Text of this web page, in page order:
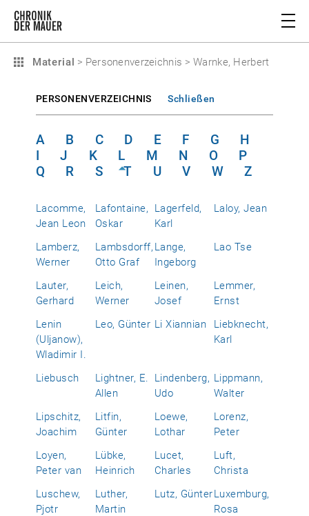
Material > Personenverzeichnis > Warnke, Herbert
PERSONENVERZEICHNIS Schließen
A B C D E F G
H
I
J K L M N O
P
Q
R S T U V W Z
Lacomme,
Jean Leon
Lafontaine,
Oskar
Lagerfeld,
Karl
Laloy, Jean
Lamberz,
Werner
Lambsdorff,
Otto Graf
Lange,
Ingeborg
Lao Tse
Lauter,
Gerhard
Leich,
Werner
Leinen,
Josef
Lemmer,
Ernst
Lenin
(Uljanow),
Wladimir I.
Leo, Günter Li Xiannian
Liebknecht,
Karl
Liebusch
Lightner, E.
Allen
Lindenberg,
Udo
Lippmann,
Walter
Lipschitz,
Joachim
Litfin,
Günter
Loewe,
Lothar
Lorenz,
Peter
Loyen,
Peter van
Lübke,
Heinrich
Lucet,
Charles
Luft,
Christa
Luschew,
Pjotr
Luther,
Martin
Lutz, GünterLuxemburg,
Rosa